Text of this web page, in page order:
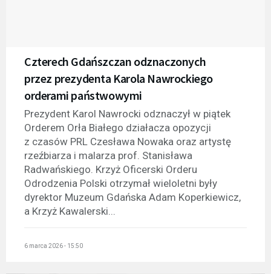
Czterech Gdańszczan odznaczonych
przez prezydenta Karola Nawrockiego
orderami państwowymi
Prezydent Karol Nawrocki odznaczył w piątek
Orderem Orła Białego działacza opozycji
z czasów PRL Czesława Nowaka oraz artystę
rzeźbiarza i malarza prof. Stanisława
Radwańskiego. Krzyż Oficerski Orderu
Odrodzenia Polski otrzymał wieloletni były
dyrektor Muzeum Gdańska Adam Koperkiewicz,
a Krzyż Kawalerski...
6 marca 2026 - 15:50